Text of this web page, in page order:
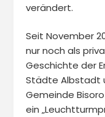
verändert.
Seit November
nur noch als
Geschichte der
Städte Albstadt
Gemeinde
ein